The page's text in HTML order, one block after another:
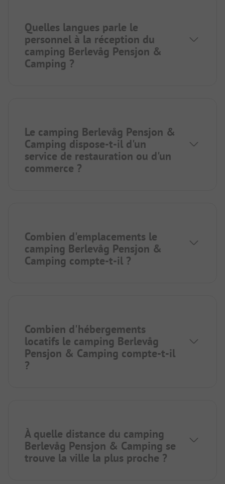
Quelles langues parle le
personnel à la réception du
camping Berlevåg Pensjon &
Camping ?
Le camping Berlevåg Pensjon &
Camping dispose-t-il d'un
service de restauration ou d'un
commerce ?
Combien d'emplacements le
camping Berlevåg Pensjon &
Camping compte-t-il ?
Combien d'hébergements
locatifs le camping Berlevåg
Pensjon & Camping compte-t-il
?
À quelle distance du camping
Berlevåg Pensjon & Camping se
trouve la ville la plus proche ?